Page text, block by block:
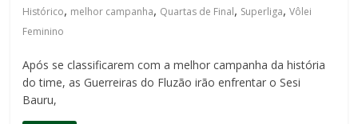
Histórico, melhor campanha, Quartas de Final, Superliga,Vôlei
Feminino
Após se classificarem com a melhor campanha da história
do time, as Guerreiras do Fluzão irão enfrentar o Sesi
Bauru,